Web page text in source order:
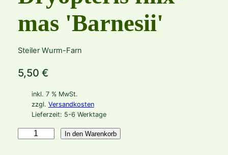
mas 'Barnesii'
Steiler Wurm-Farn
5,50 €
inkl. 7 % MwSt.
zzgl. Versandkosten
Lieferzeit: 5-6 Werktage
In den Warenkorb